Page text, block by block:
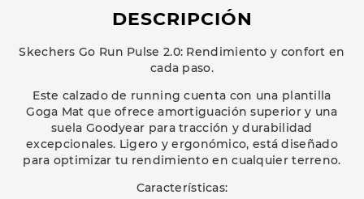
DESCRIPCIÓN
Skechers Go Run Pulse 2.0: Rendimiento y confort en
cada paso.
Este calzado de running cuenta con una plantilla
Goga Mat que ofrece amortiguación superior y una
suela Goodyear para tracción y durabilidad
excepcionales. Ligero y ergonómico, está diseñado
para optimizar tu rendimiento en cualquier terreno.
Características: